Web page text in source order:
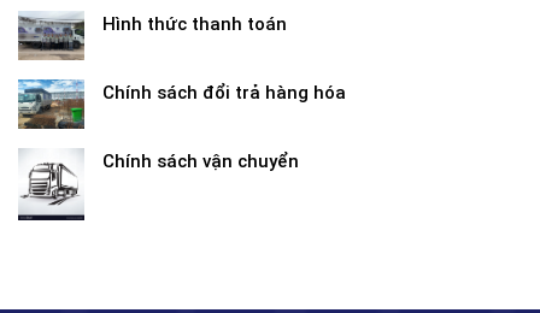
Hình thức thanh toán
Chính sách đổi trả hàng hóa
Chính sách vận chuyển